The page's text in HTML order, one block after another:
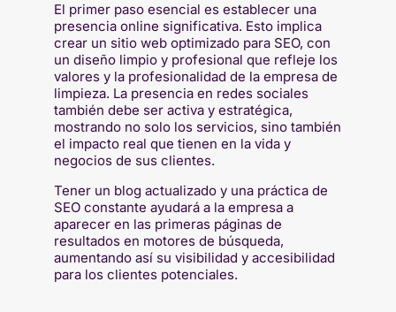
El primer paso esencial es establecer una
presencia online significativa. Esto implica
crear un sitio web optimizado para SEO, con
un diseño limpio y profesional que refleje los
valores y la profesionalidad de la empresa de
limpieza. La presencia en redes sociales
también debe ser activa y estratégica,
mostrando no solo los servicios, sino también
el impacto real que tienen en la vida y
negocios de sus clientes.
Tener un blog actualizado y una práctica de
SEO constante ayudará a la empresa a
aparecer en las primeras páginas de
resultados en motores de búsqueda,
aumentando así su visibilidad y accesibilidad
para los clientes potenciales.